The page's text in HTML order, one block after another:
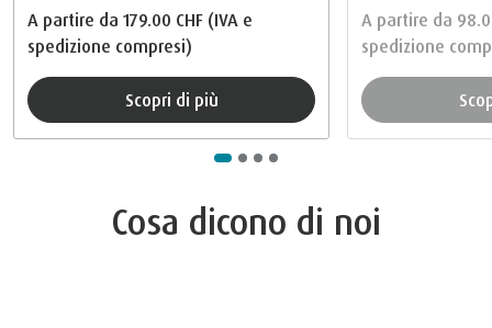
A partire da 179.00 CHF (IVA e
spedizione compresi)
Scopri di più
A partire da
spedizione
Cosa dicono di noi